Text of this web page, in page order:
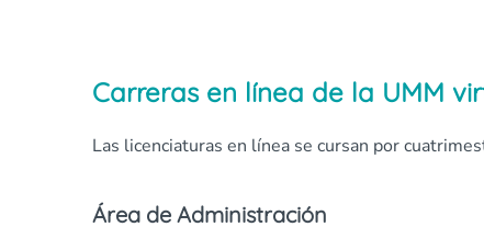
Carreras en línea de la UMM
Las licenciaturas en línea se cursan por
Área de Administración